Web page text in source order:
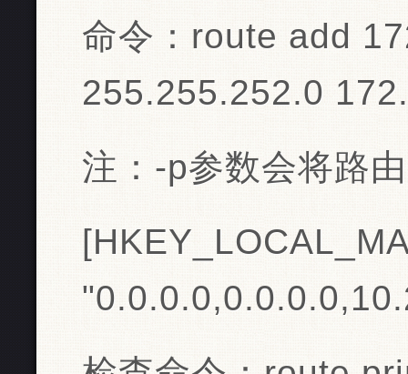
命令：route add
255.255.252.0
注：-p参数会将路